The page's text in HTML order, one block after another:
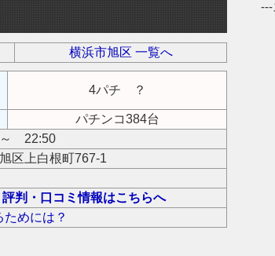
横浜市旭区 一覧へ
4パチ ？
パチンコ384台
22:50
区上白根町767-1
判・口コミ情報はこちらへ
めには？
---